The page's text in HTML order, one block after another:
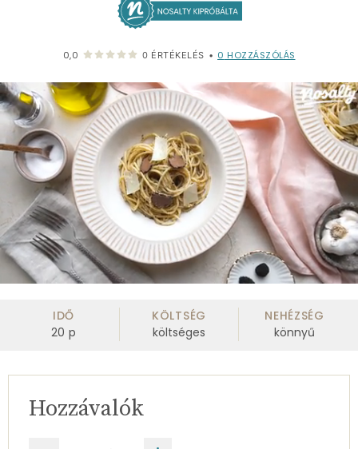
0,0 0 ÉRTÉKELÉS • 0 HOZZÁSZÓLÁS
IDŐ
20 p
KÖLTSÉG
költséges
NEHÉZSÉG
könnyű
Hozzávalók